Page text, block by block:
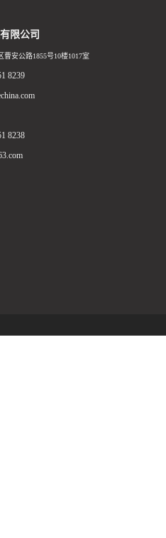
限公司
曹安公路1855号10楼1017室
8239
8238